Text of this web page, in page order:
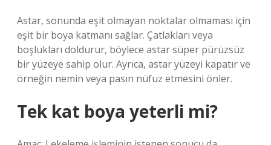
Astar, sonunda eşit olmayan noktalar olmaması için
eşit bir boya katmanı sağlar. Çatlakları veya
boşlukları doldurur, böylece astar süper pürüzsüz
bir yüzeye sahip olur. Ayrıca, astar yüzeyi kapatır ve
örneğin nemin veya pasın nüfuz etmesini önler.
Tek kat boya yeterli mi?